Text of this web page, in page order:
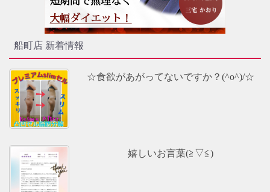
船町店 新着情報
☆食欲があがってないですか？(^o^)/☆
嬉しいお言葉(≧▽≦)